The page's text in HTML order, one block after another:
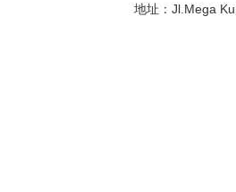
地址：Jl.Mega